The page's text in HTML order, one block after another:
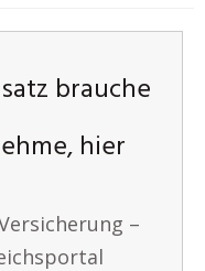
brauche
hier
–